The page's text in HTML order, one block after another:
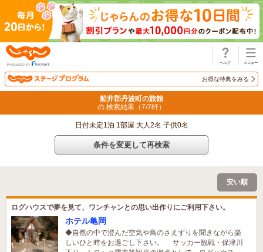
お得な特典をみる
船井郡丹波町の旅館
の 検索結果（7/7軒）
日付未定1泊 1部屋 大人2名 子供0名
条件を変更して再検索
安い順
ログハウスで夢を見て、ワンチャンとの思い出作りにご利用下さい。
ホテル亀岡
◆自然の中で澄んだ空気や鳥のさえずりを聞きながら楽
しいひと時をお過ごし下さい。 サッカー観戦・保津川